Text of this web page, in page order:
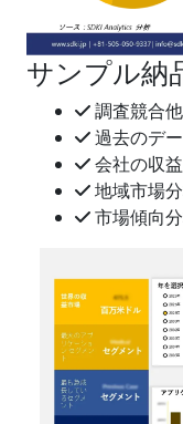
サンプル納
調査競合
過去のデ
会社の収
地域市場
市場傾向